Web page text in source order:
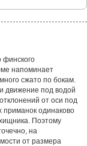
финского
напоминает
сжато по бокам.
движение под водой
от оси под
приманок одинаково
Поэтому
на
от размера